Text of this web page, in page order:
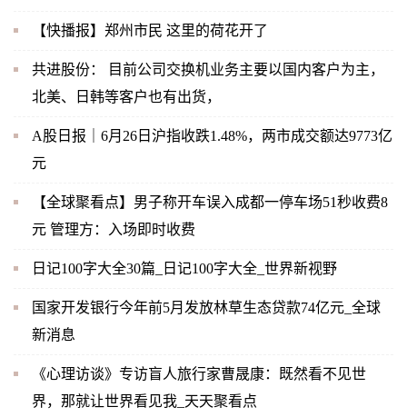
【快播报】郑州市民 这里的荷花开了
共进股份： 目前公司交换机业务主要以国内客户为主，
北美、日韩等客户也有出货，
A股日报｜6月26日沪指收跌1.48%，两市成交额达9773亿
元
【全球聚看点】男子称开车误入成都一停车场51秒收费8
元 管理方：入场即时收费
日记100字大全30篇_日记100字大全_世界新视野
国家开发银行今年前5月发放林草生态贷款74亿元_全球
新消息
《心理访谈》专访盲人旅行家曹晟康：既然看不见世
界，那就让世界看见我_天天聚看点